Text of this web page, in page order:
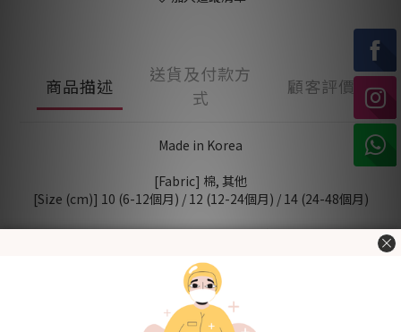
商品描述
送貨及付款方
式
顧客評價
Made in Korea
[Fabric] 棉, 其他
[Size (cm)] 10 (6-12個月) / 12 (12-24個月) / 14 (24-48個月)
全部尺碼襪底均配有可愛防滑 Logo，幫助減少跣腳，BB 行路、
採用 100% 非螢光布料，不含螢光增白劑，溫和親膚適合，敏感
肌及小朋友嬌嫩肌膚穿著
韓國 KC 安全認證